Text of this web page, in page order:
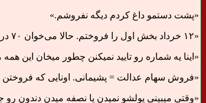
«پشت دستمو داغ کردم دیگه نفروشم.»
«۱۲ خرداد بخش اول را فروختم. حالا می‌خوان ۷۰ درصد باقی را هم از چنگ ما در بیارید؟ یه اشتباهی کردیم، دیگه تکرارش نمی‌کنیم.»
«اینا یه شماره رو تایید نمیکنن چطور میخان این
«فروش سهام عدالت = پشیمانی. اونایی که فروختن هم
«وقتی میبینی پولشو نمیدن یا نصفه میدن دندون رو